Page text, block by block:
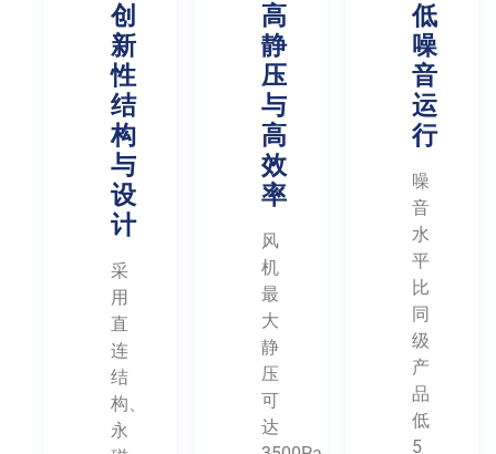
创
新
性
结
构
与
设
计
采
用
直
连
结
构、
永
高
静
压
与
高
效
率
风
机
最
大
静
压
可
达
低
噪
音
运
行
噪
音
水
平
比
同
级
产
品
低
5